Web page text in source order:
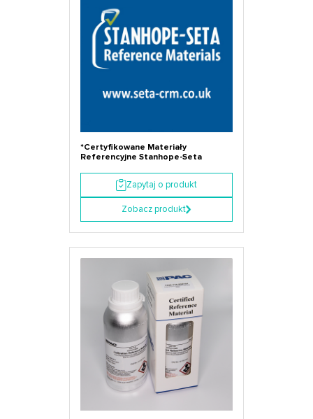
*Certyfikowane Materiały
Referencyjne Stanhope-Seta
Zapytaj o produkt
Zobacz produkt